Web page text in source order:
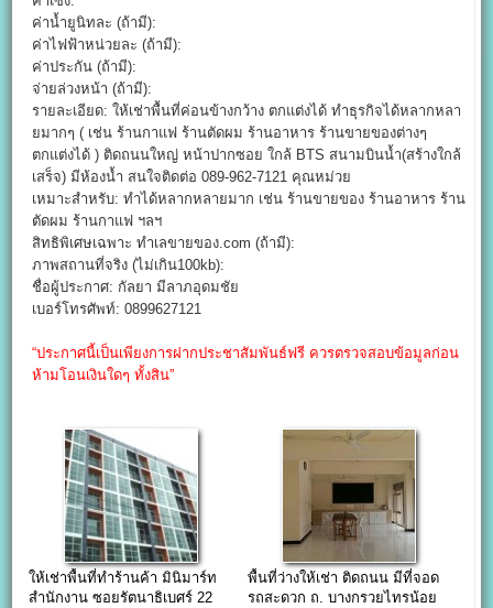
ค่าน้ำยูนิทละ (ถ้ามี):
ค่าไฟฟ้าหน่วยละ (ถ้ามี):
ค่าประกัน (ถ้ามี):
จ่ายล่วงหน้า (ถ้ามี):
รายละเอียด: ให้เช่าพื้นที่ค่อนข้างกว้าง ตกแต่งได้ ทำธุรกิจได้หลากหลา
ยมากๆ ( เช่น ร้านกาแฟ ร้านตัดผม ร้านอาหาร ร้านขายของต่างๆ
ตกแต่งได้ ) ติดถนนใหญ่ หน้าปากซอย ใกล้ BTS สนามบินน้ำ(สร้างใกล้
เสร็จ) มีห้องน้ำ สนใจติดต่อ 089-962-7121 คุณหม่วย
เหมาะสำหรับ: ทำได้หลากหลายมาก เช่น ร้านขายของ ร้านอาหาร ร้าน
ตัดผม ร้านกาแฟ ฯลฯ
สิทธิพิเศษเฉพาะ ทำเลขายของ.com (ถ้ามี):
ภาพสถานที่จริง (ไม่เกิน100kb):
ชื่อผู้ประกาศ: กัลยา มีลาภอุดมชัย
เบอร์โทรศัพท์: 0899627121
“ประกาศนี้เป็นเพียงการฝากประชาสัมพันธ์ฟรี ควรตรวจสอบข้อมูลก่อน
ห้ามโอนเงินใดๆ ทั้งสิน”
ให้เช่าพื้นที่ทำร้านค้า มินิมาร์ท
สำนักงาน ซอยรัตนาธิเบศร์ 22
พื้นที่ว่างให้เช่า ติดถนน มีที่จอด
รถสะดวก ถ. บางกรวยไทรน้อย